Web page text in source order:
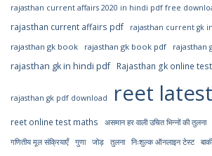
rajasthan current affairs 2020 in hindi pdf free
rajasthan current affairs pdf rajasthan current gk
rajasthan gk book rajasthan gk book pdf rajasthan
rajasthan gk in hindi pdf Rajasthan gk online test
rajasthan gk pdf download reet
reet online test maths असमान हर वाली उचित भिन्नों की तुलना
गणितीय मूल संक्रियाएँ गुणा जोड़ तुलना निःशुल्क ऑनलाइन टेस्ट बाकी